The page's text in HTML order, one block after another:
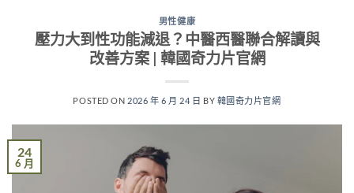
男性健康
壓力大到性功能減退？中醫西醫聯合解讀與
改善方案 | 韓國奇力片官網
POSTED ON 2026 年 6 月 24 日 BY 韓國奇力片官網
24
6 月